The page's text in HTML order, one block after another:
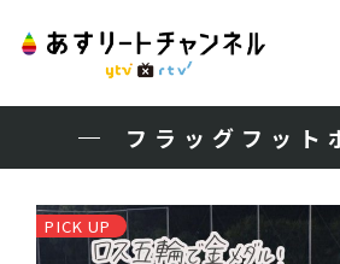
フラッグフット
PICK UP